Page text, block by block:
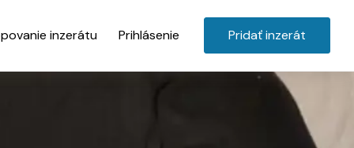
inzerátu Prihlásenie Pridať inzerát